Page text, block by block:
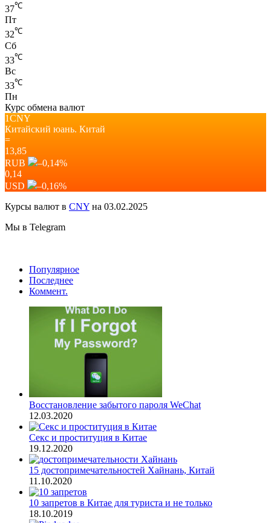
37℃
Пт
32℃
Сб
33℃
Вс
33℃
Пн
Курс обмена валют
1CNY
Китайский юань. Китай
=
13,85
RUB
–0,14%
0,14
USD
–0,16%
Курсы валют в CNY на 03.02.2025
Мы в Telegram
Популярное
Последнее
Коммент.
Восстановление забытого пароля WeChat
12.03.2020
Секс и проституция в Китае
19.12.2020
15 достопримечательностей Хайнань, Китай
11.10.2020
10 запретов в Китае для туриста и не только
18.10.2019